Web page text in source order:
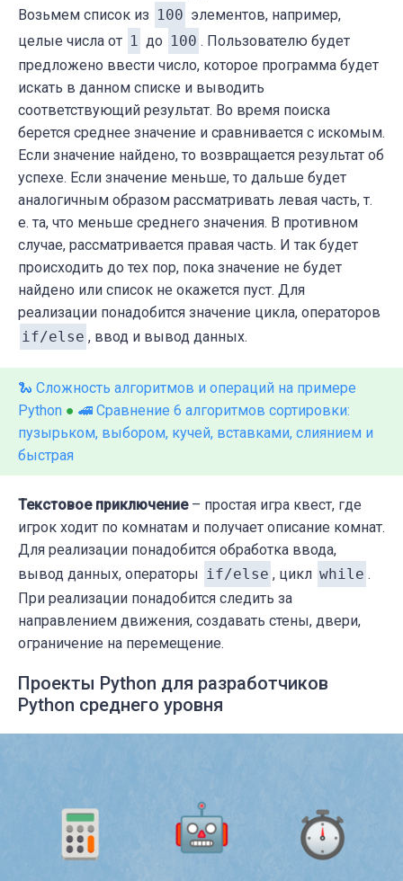
Возьмем список из 100 элементов, например,
целые числа от 1 до 100 . Пользователю будет
предложено ввести число, которое программа будет
искать в данном списке и выводить
соответствующий результат. Во время поиска
берется среднее значение и сравнивается с искомым.
Если значение найдено, то возвращается результат об
успехе. Если значение меньше, то дальше будет
аналогичным образом рассматривать левая часть, т.
е. та, что меньше среднего значения. В противном
случае, рассматривается правая часть. И так будет
происходить до тех пор, пока значение не будет
найдено или список не окажется пуст. Для
реализации понадобится значение цикла, операторов
if/else , ввод и вывод данных.
🐍 Сложность алгоритмов и операций на примере
Python ● 🚄 Сравнение 6 алгоритмов сортировки:
пузырьком, выбором, кучей, вставками, слиянием и
быстрая
Текстовое приключение – простая игра квест, где
игрок ходит по комнатам и получает описание комнат.
Для реализации понадобится обработка ввода,
вывод данных, операторы if/else , цикл while .
При реализации понадобится следить за
направлением движения, создавать стены, двери,
ограничение на перемещение.
Проекты Python для разработчиков
Python среднего уровня